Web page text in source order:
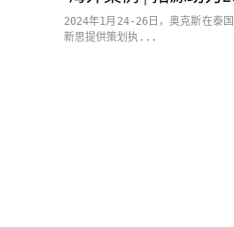
2024年1月24-26日，奥克斯在泰
新思提供策划执...